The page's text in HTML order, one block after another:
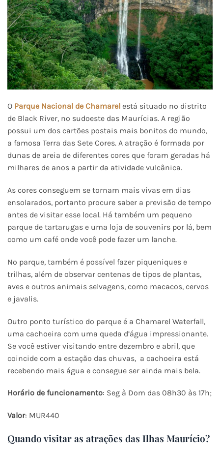
O Parque Nacional de Chamarel está situado no distrito
de Black River, no sudoeste das Maurícias. A região
possui um dos cartões postais mais bonitos do mundo,
a famosa Terra das Sete Cores. A atração é formada por
dunas de areia de diferentes cores que foram geradas há
milhares de anos a partir da atividade vulcânica.
As cores conseguem se tornam mais vivas em dias
ensolarados, portanto procure saber a previsão de tempo
antes de visitar esse local. Há também um pequeno
parque de tartarugas e uma loja de souvenirs por lá, bem
como um café onde você pode fazer um lanche.
No parque, também é possível fazer piqueniques e
trilhas, além de observar centenas de tipos de plantas,
aves e outros animais selvagens, como macacos, cervos
e javalis.
Outro ponto turístico do parque é a Chamarel Waterfall,
uma cachoeira com uma queda d’água impressionante.
Se você estiver visitando entre dezembro e abril, que
coincide com a estação das chuvas, a cachoeira está
recebendo mais água e consegue ser ainda mais bela.
Horário de funcionamento: Seg à Dom das 08h30 às 17h;
Valor: MUR440
Quando visitar as atrações das Ilhas Maurício?